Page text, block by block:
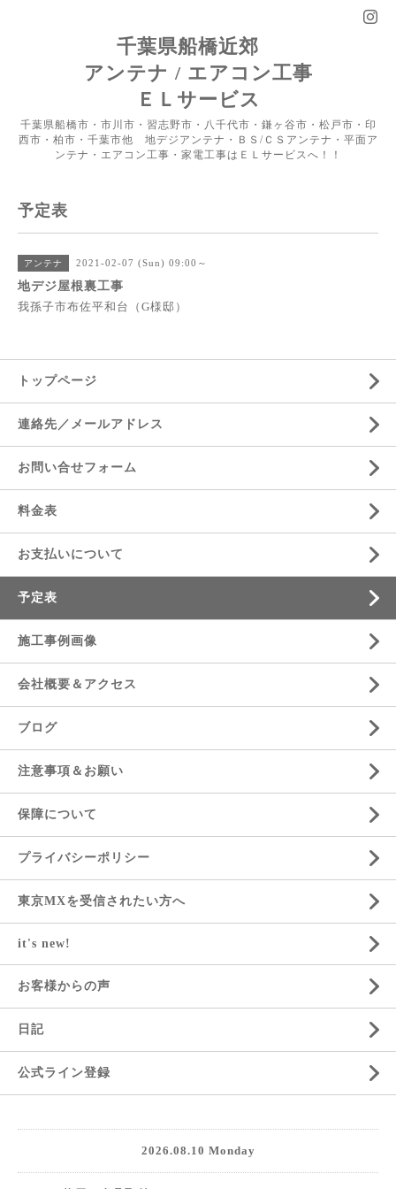
千葉県船橋近郊
アンテナ / エアコン工事
ＥＬサービス
千葉県船橋市・市川市・習志野市・八千代市・鎌ヶ谷市・松戸市・印
西市・柏市・千葉市他 地デジアンテナ・ＢＳ/ＣＳアンテナ・平面ア
ンテナ・エアコン工事・家電工事はＥＬサービスへ！！
予定表
アンテナ 2021-02-07 (Sun) 09:00～
地デジ屋根裏工事
我孫子市布佐平和台（G様邸）
トップページ
連絡先／メールアドレス
お問い合せフォーム
料金表
お支払いについて
予定表
施工事例画像
会社概要＆アクセス
ブログ
注意事項＆お願い
保障について
プライバシーポリシー
東京MXを受信されたい方へ
it's new!
お客様からの声
日記
公式ライン登録
2026.08.10 Monday